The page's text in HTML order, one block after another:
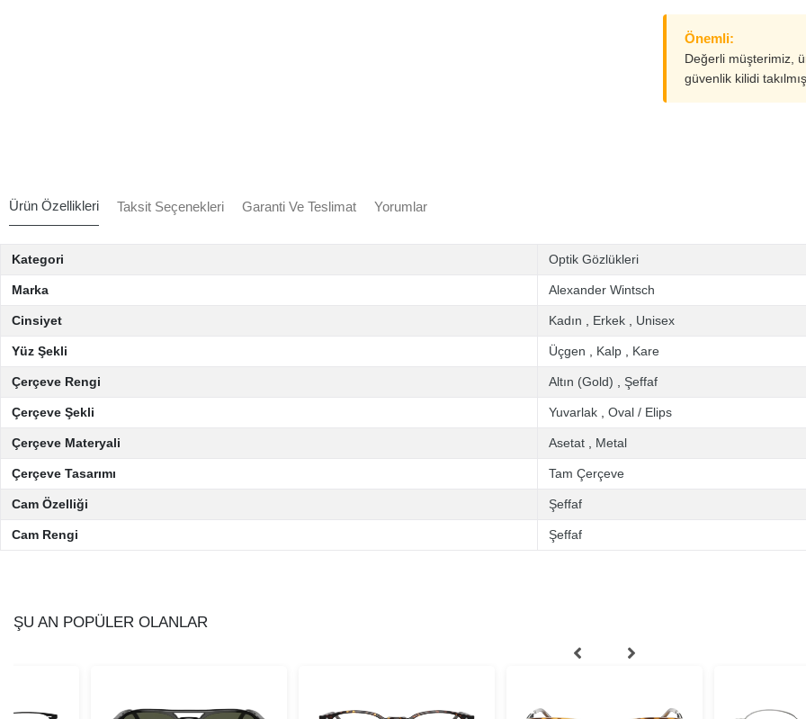
Önemli:
Değerli müşterimiz,
güvenlik kilidi
Ürün Özellikleri Taksit Seçenekleri Garanti Ve Teslimat Yorumlar
Kategori Optik Gözlükleri
Marka Alexander Wintsch
Cinsiyet Kadın Erkek Unisex
Yüz Şekli Üçgen Kalp Kare
Çerçeve Rengi Altın (Gold) Şeffaf
Çerçeve Şekli Yuvarlak Oval / Elips
Çerçeve Materyali Asetat Metal
Çerçeve Tasarımı Tam Çerçeve
Cam Özelliği Şeffaf
Cam Rengi Şeffaf
ŞU AN POPÜLER OLANLAR